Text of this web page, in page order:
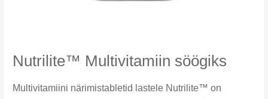
Nutrilite™ Multivitamiin söögiks
Multivitamiini närimistabletid lastele Nutrilite™ on